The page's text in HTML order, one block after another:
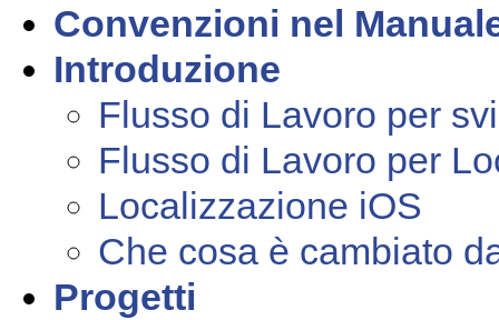
Convenzioni nel
Introduzione
Flusso di Lavoro per
Flusso di Lavoro per
Localizzazione iOS
Che cosa è cambiato
Progetti